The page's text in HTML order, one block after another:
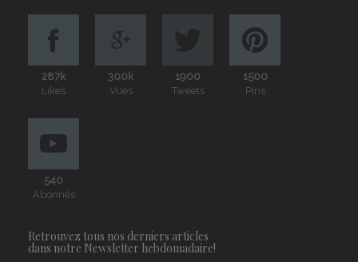
287k
Likes
300k
Vues
1900
Tweets
1500
Pins
540
Abonnés
Retrouvez tous nos derniers articles
dans notre Newsletter hebdomadaire!